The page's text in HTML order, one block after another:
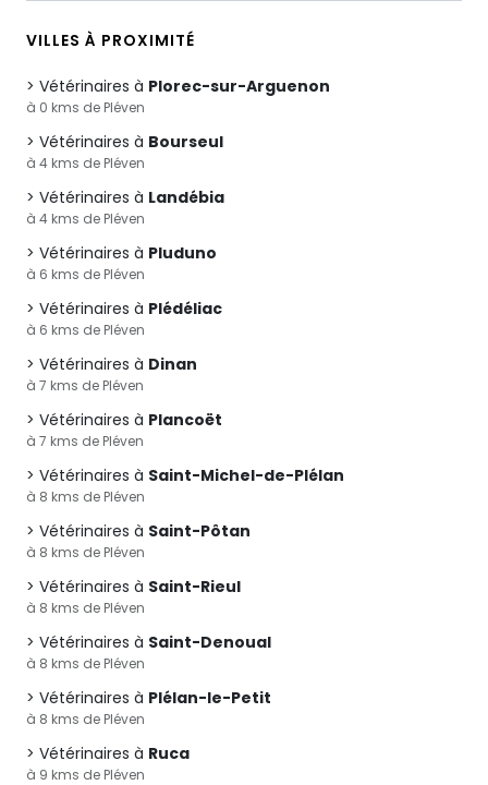
VILLES À PROXIMITÉ
Vétérinaires à Plorec-sur-Arguenon
à 0 kms de Pléven
Vétérinaires à Bourseul
à 4 kms de Pléven
Vétérinaires à Landébia
à 4 kms de Pléven
Vétérinaires à Pluduno
à 6 kms de Pléven
Vétérinaires à Plédéliac
à 6 kms de Pléven
Vétérinaires à Dinan
à 7 kms de Pléven
Vétérinaires à Plancoët
à 7 kms de Pléven
Vétérinaires à Saint-Michel-de-Plélan
à 8 kms de Pléven
Vétérinaires à Saint-Pôtan
à 8 kms de Pléven
Vétérinaires à Saint-Rieul
à 8 kms de Pléven
Vétérinaires à Saint-Denoual
à 8 kms de Pléven
Vétérinaires à Plélan-le-Petit
à 8 kms de Pléven
Vétérinaires à Ruca
à 9 kms de Pléven